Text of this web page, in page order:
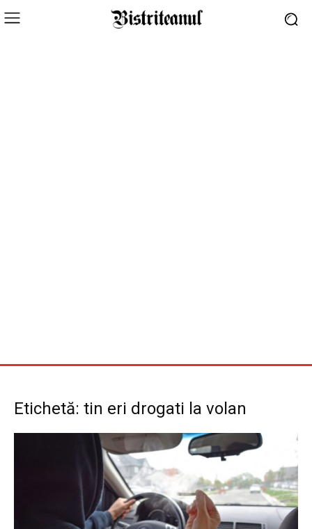
Etichetă: tin eri drogati la volan